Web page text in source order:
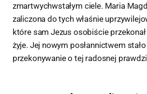
zmartwychwstałym ciele. Maria
zaliczona do tych właśnie
które sam Jezus osobiście przekonał
żyje. Jej nowym posłannictwem
przekonywanie o tej radosnej